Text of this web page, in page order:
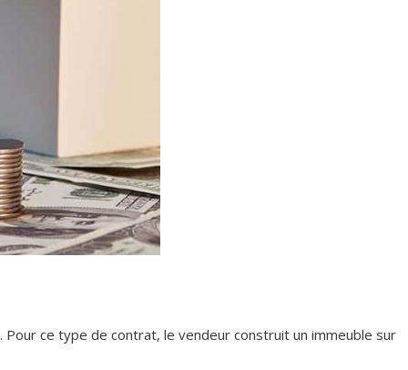
Pour ce type de contrat, le vendeur construit un immeuble sur